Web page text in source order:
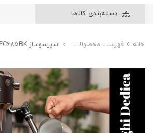
دسته‌بندی کالاها
خانه فهرست محصولات اسپرسوساز DELONGHI EC685BK